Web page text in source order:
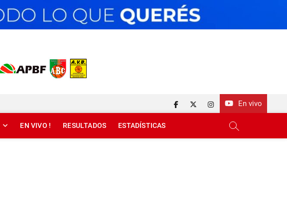
En vivo
facebook
twitterinstagram
EN VIVO ! RESULTADOS ESTADÍSTICAS